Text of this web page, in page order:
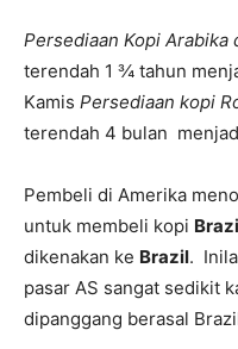
Persediaan Kopi Arabika
terendah 1 ¾ tahun
Kamis Persediaan kopi
terendah 4 bulan
Pembeli di Amerika
untuk membeli kopi
dikenakan ke Brazil.
pasar AS sangat sedikit
dipanggang berasal